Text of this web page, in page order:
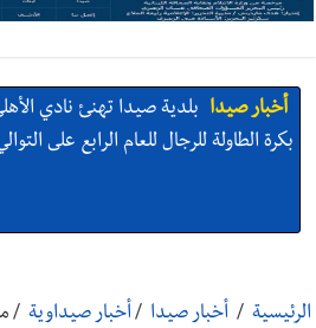
أخبار صيدا بلدية صيدا تهنئ نادي
بكرة الطاولة للرجال للعام الرابع على
الرئيسية / أخبار صيدا / أخبار صيداوية /